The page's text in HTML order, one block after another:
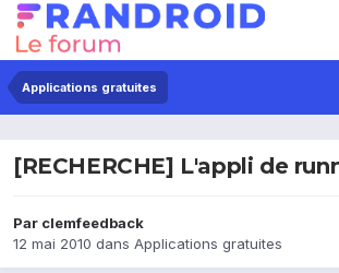
Applications gratuites
[RECHERCHE] L'appli de
Par clemfeedback
12 mai 2010 dans Applications gratuites